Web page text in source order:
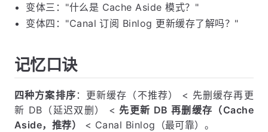
变体三："什么是 Cache Aside 模式？"
变体四："Canal 订阅 Binlog 更新缓存了解吗？"
记忆口诀
四种方案排序 ：更新缓存（不推荐） < 先删缓存再更
新 DB（延迟双删） < 先更新 DB 再删缓存（Cache
Aside，推荐）
< Canal Binlog（最可靠）。